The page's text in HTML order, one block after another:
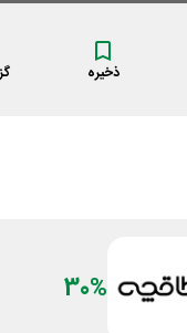
ذخیره
30%